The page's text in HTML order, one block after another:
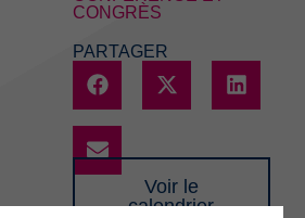
CONGRÈS
PARTAGER
Voir le
calendrier